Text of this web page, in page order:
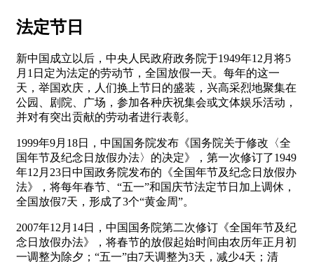
法定节日
新中国成立以后，中央人民政府政务院于1949年12月将5
月1日定为法定的劳动节，全国放假一天。每年的这一
天，举国欢庆，人们换上节日的盛装，兴高采烈地聚集在
公园、剧院、广场，参加各种庆祝集会或文体娱乐活动，
并对有突出贡献的劳动者进行表彰。
1999年9月18日，中国国务院发布《国务院关于修改〈全
国年节及纪念日放假办法〉的决定》，第一次修订了1949
年12月23日中国政务院发布的《全国年节及纪念日放假办
法》，将每年春节、“五一”和国庆节法定节日加上调休，
全国放假7天，形成了3个“黄金周”。
2007年12月14日，中国国务院第二次修订《全国年节及纪
念日放假办法》，将春节的放假起始时间由农历年正月初
一调整为除夕；“五一”由7天调整为3天，减少4天；清